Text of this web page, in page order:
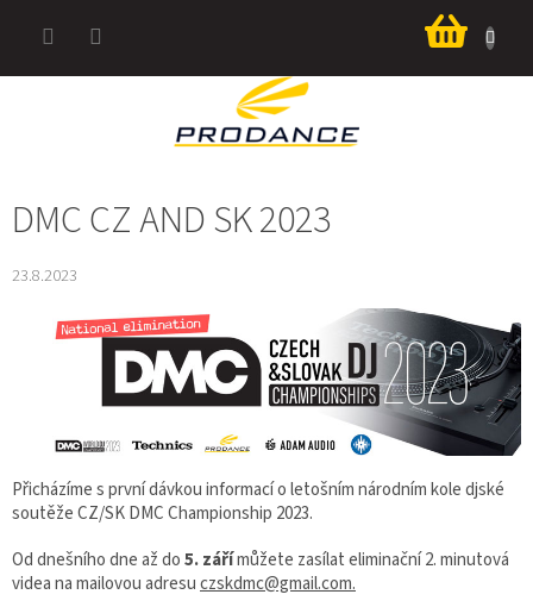
košík
DMC CZ AND SK 2023
23.8.2023
Přicházíme s první dávkou informací o letošním národním kole djské
soutěže CZ/SK DMC Championship 2023.
Od dnešního dne až do5. zářímůžete zasílat eliminační 2. minutová
videa na mailovou adresuczskdmc@gmail.com.